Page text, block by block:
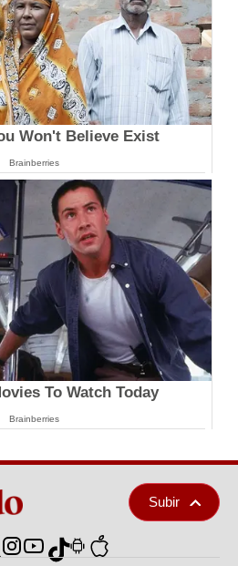
Won't Believe Exist
Brainberries
To Watch Today
Brainberries
Subir